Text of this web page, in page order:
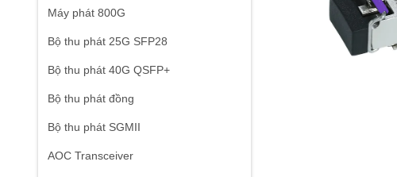
Máy phát 800G
Bộ thu phát 25G SFP28
Bộ thu phát 40G QSFP+
Bộ thu phát đồng
Bộ thu phát SGMII
AOC Transceiver